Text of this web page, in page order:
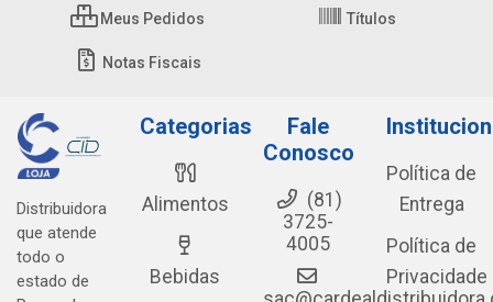
Meus Pedidos Títulos
Notas Fiscais
Distribuidora
que atende
todo o
estado de
Categorias
Alimentos
Bebidas
Fale
Conosco
(81)
3725-
4005
Política de
Entrega
Política de
Privacidade